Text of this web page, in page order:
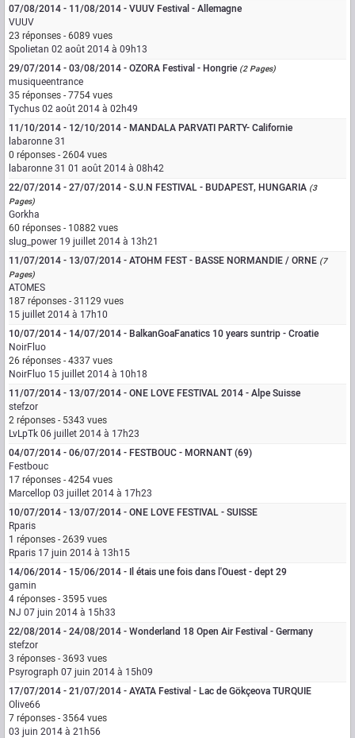
07/08/2014 - 11/08/2014 - VUUV Festival - Allemagne
VUUV
23 réponses - 6089 vues
Spolietan 02 août 2014 à 09h13
29/07/2014 - 03/08/2014 - OZORA Festival - Hongrie (2 Pages)
musiqueentrance
35 réponses - 7754 vues
Tychus02 août 2014 à 02h49
11/10/2014 - 12/10/2014 - MANDALA PARVATI PARTY- Californie
labaronne 31
0 réponses - 2604 vues
labaronne 31 01 août 2014 à 08h42
22/07/2014 - 27/07/2014 - S.U.N FESTIVAL - BUDAPEST, HUNGARIA (3
Pages)
Gorkha
60 réponses - 10882 vues
slug_power 19 juillet 2014 à 13h21
11/07/2014 - 13/07/2014 - ATOHM FEST - BASSE NORMANDIE / ORNE (7
Pages)
ATOMES
187 réponses - 31129 vues
15 juillet 2014 à 17h10
10/07/2014 - 14/07/2014 - BalkanGoaFanatics 10 years suntrip - Croatie
NoirFluo
26 réponses - 4337 vues
NoirFluo 15 juillet 2014 à 10h18
11/07/2014 - 13/07/2014 - ONE LOVE FESTIVAL 2014 - Alpe Suisse
stefzor
2 réponses - 5343 vues
LvLpTk06 juillet 2014 à 17h23
04/07/2014 - 06/07/2014 - FESTBOUC - MORNANT (69)
Festbouc
17 réponses - 4254 vues
Marcellop03 juillet 2014 à 17h23
10/07/2014 - 13/07/2014 - ONE LOVE FESTIVAL - SUISSE
Rparis
1 réponses - 2639 vues
Rparis 17 juin 2014 à 13h15
14/06/2014 - 15/06/2014 - Il étais une fois dans l'Ouest - dept 29
gamin
4 réponses - 3595 vues
NJ 07 juin 2014 à 15h33
22/08/2014 - 24/08/2014 - Wonderland 18 Open Air Festival - Germany
stefzor
3 réponses - 3693 vues
Psyrograph 07 juin 2014 à 15h09
17/07/2014 - 21/07/2014 - AYATA Festival - Lac de Gökçeova TURQUIE
Olive66
7 réponses - 3564 vues
03 juin 2014 à 21h56